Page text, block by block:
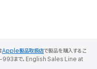
Apple製品取扱店で製品を購入するこ
993まで。English Sales Line at